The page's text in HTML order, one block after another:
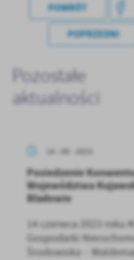
POWRÓT
POPRZEDNI
Pozostałe
aktualności
14 - 06 - 2023
Posiedzenie
Województwa
Bladowie
14 czerwca 2023 roku
Gospodarki
Środowiska –